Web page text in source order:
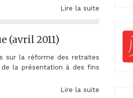
Lire la suite
(avril 2011)
sur la réforme des retraites
la présentation à des fins
Lire la suite